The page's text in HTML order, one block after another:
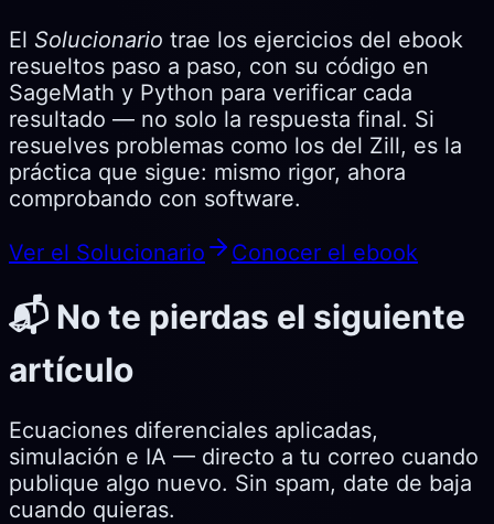
El Solucionario trae los ejercicios del ebook
resueltos paso a paso, con su código en
SageMath y Python para verificar cada
resultado — no solo la respuesta final. Si
resuelves problemas como los del Zill, es la
práctica que sigue: mismo rigor, ahora
comprobando con software.
Ver el Solucionario Conocer el ebook
📬 No te pierdas el siguiente
artículo
Ecuaciones diferenciales aplicadas,
simulación e IA — directo a tu correo cuando
publique algo nuevo. Sin spam, date de baja
cuando quieras.